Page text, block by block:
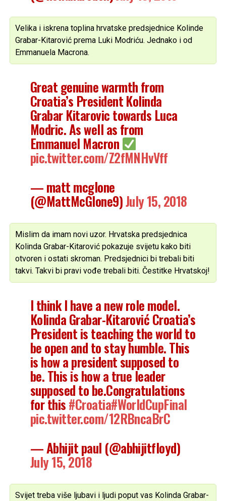
Velika i iskrena toplina hrvatske predsjednice Kolinde
Grabar-Kitarović prema Luki Modriću. Jednako i od
Emmanuela Macrona.
Great genuine warmth from
Croatia’s President Kolinda
Grabar Kitarovic towards Luca
Modric. As well as from
Emmanuel Macron
pic.twitter.com/Z2fMNHvVff
— matt mcglone
(@MattMcGlone9)July 15, 2018
Mislim da imam novi uzor. Hrvatska predsjednica
Kolinda Grabar-Kitarović pokazuje svijetu kako biti
otvoren i ostati skroman. Predsjednici bi trebali biti
takvi. Takvi bi pravi vođe trebali biti. Čestitke Hrvatskoj!
I think I have a new role model.
Kolinda Grabar-Kitarović Croatia’s
President is teaching the world to
be open and to stay humble. This
is how a president supposed to
be. This is how a true leader
supposed to be.Congratulations
for this#Croatia#WorldCupFinal
pic.twitter.com/12RBncaBrC
— Abhijit paul (@abhijitfloyd)
July 15, 2018
Svijet treba više ljubavi i ljudi poput vas Kolinda Grabar-